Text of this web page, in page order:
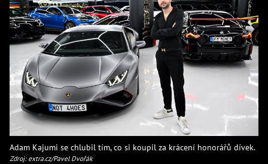
Adam Kajumi se chlubil tím, co si koupil za krácení honorářů dívek.
Zdroj: extra.cz/Pavel Dvořák